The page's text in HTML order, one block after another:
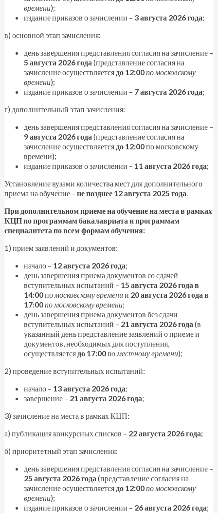
времени);
издание приказов о зачислении – 3 августа 2026 года;
в) основной этап зачисления:
день завершения представления согласия на зачисление –
5 августа 2026 года (представление согласия на
зачисление осуществляется до 12:00по московскому
времени);
издание приказов о зачислении – 7 августа 2026 года;
г) дополнительный этап зачисления:
день завершения представления согласия на зачисление –
9 августа 2026 года (представление согласия на
зачисление осуществляется до 12:00по московскому
времени);
издание приказов о зачислении – 11 августа 2026 года;
Установление вузами количества мест для дополнительного
приема на обучение – не позднее 12 августа 2025 года.
При дополнительном приеме на обучение на места в рамках
КЦП по программам бакалавриата и программам
специалитета по всем формам обучения:
1) прием заявлений и документов:
начало – 12 августа 2026 года;
день завершения приема документов со сдачей
вступительных испытаний – 15 августа 2026 года в
14:00по московскому времении 20 августа 2026 года в
17:00по московскому времени;
день завершения приема документов без сдачи
вступительных испытаний – 21 августа 2026 года (в
указанный день представление заявлений о приеме и
документов, необходимых для поступления,
осуществляется до 17:00по местному времени);
2) проведение вступительных испытаний:
начало – 13 августа 2026 года;
завершение – 21 августа 2026 года;
3) зачисление на места в рамках КЦП:
а) публикация конкурсных списков – 22 августа 2026 года;
б) приоритетный этап зачисления:
день завершения представления согласия на зачисление –
25 августа 2026 года (представление согласия на
зачисление осуществляется до 12:00по московскому
времени);
издание приказов о зачислении – 26 августа 2026 года;